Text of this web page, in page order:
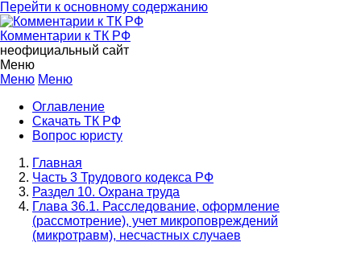
Перейти к основному содержанию
Комментарии к ТК РФ
неофициальный сайт
Меню
Меню Меню
Оглавление
Скачать ТК РФ
Вопрос юристу
Главная
Часть 3 Трудового кодекса РФ
Раздел 10. Охрана труда
Глава 36.1. Расследование, оформление
(рассмотрение), учет микроповреждений
(микротравм), несчастных случаев